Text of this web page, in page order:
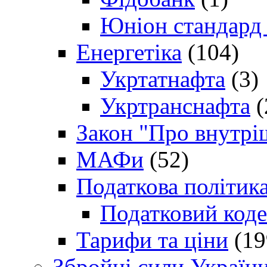
Юніон стандард
Енергетіка (104)
Укртатнафта (3)
Укртранснафта
Закон "Про
МАФи (52)
Податкова
Податковий
Тарифи та ціни